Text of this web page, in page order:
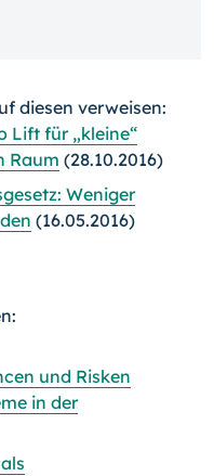
diesen verweisen:
Lift für „kleine“
Raum (28.10.2016)
Weniger
(16.05.2016)
und Risken
in der